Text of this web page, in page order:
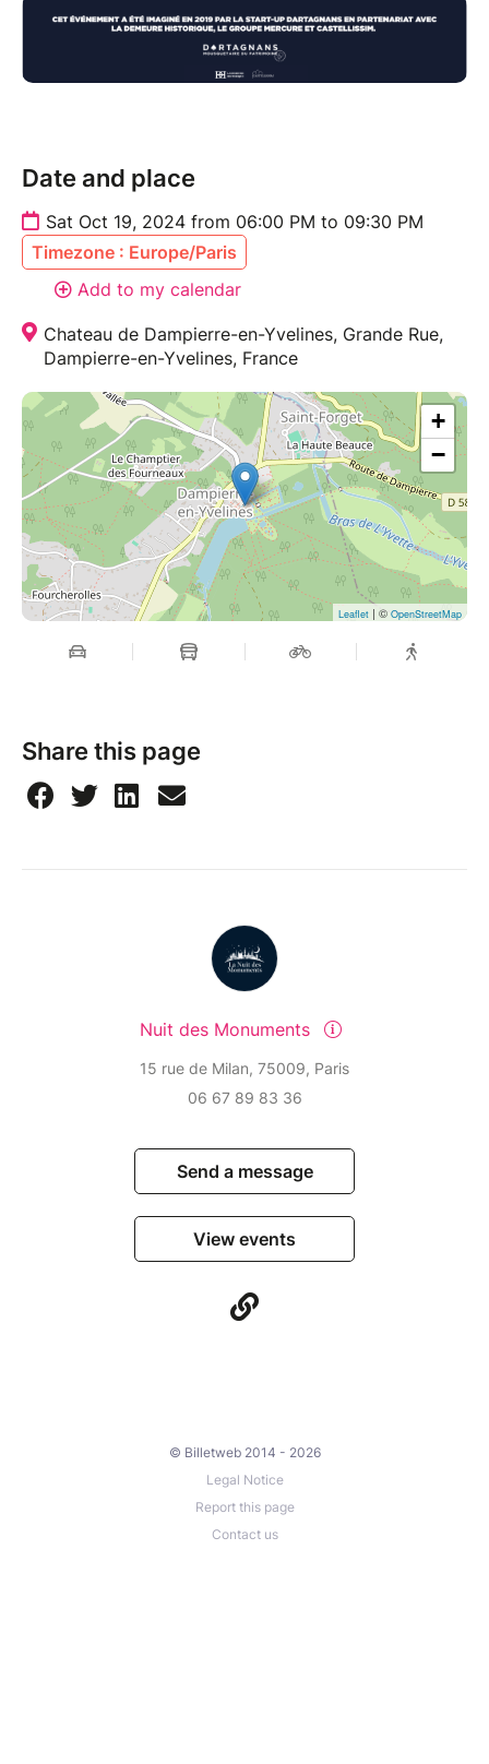
Date and place
Sat Oct 19, 2024 from 06:00 PM to 09:30 PM
Timezone : Europe/Paris
Add to my calendar
Chateau de Dampierre-en-Yvelines, Grande Rue,
Dampierre-en-Yvelines, France
+
−
Leaflet | © OpenStreetMap
Share this page
Nuit des Monuments
15 rue de Milan, 75009, Paris
06 67 89 83 36
Send a message
View events
© Billetweb 2014 - 2026
Legal Notice
Report this page
Contact us